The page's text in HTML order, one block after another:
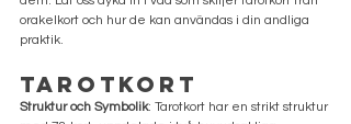
orakelkort och hur de kan användas i din andliga
praktik.
Tarotkort
Struktur och Symbolik: Tarotkort har en strikt struktur